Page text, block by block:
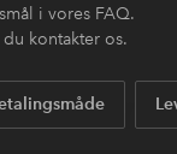
i vores FAQ.
kontakter os.